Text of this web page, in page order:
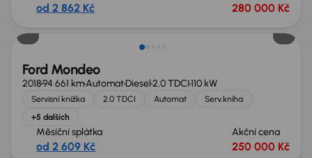
od 2 862 Kč 280 000 Kč
Ford Mondeo
201894 661 kmAutomatDiesel2.0 TDCI110 kW
Servisní knížka 2.0 TDCI Automat
Serv.kniha
+5 dalších
Měsíční splátka
od 2 609 Kč
Akční cena
250 000 Kč